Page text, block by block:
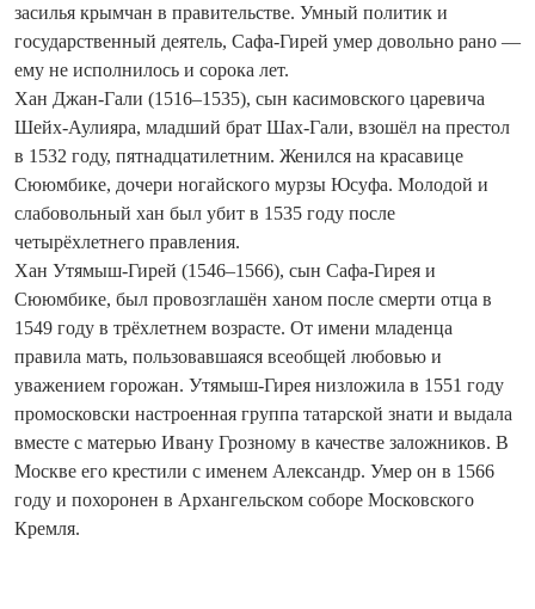
засилья крымчан в правительстве. Умный политик и
государственный деятель, Сафа-Гирей умер довольно рано —
ему не исполнилось и сорока лет.
Хан Джан-Гали (1516–1535), сын касимовского царевича
Шейх‑Аулияра, младший брат Шах-Гали, взошёл на престол
в 1532 году, пятнадцатилетним. Женился на красавице
Сююмбике, дочери ногайского мурзы Юсуфа. Молодой и
слабовольный хан был убит в 1535 году после
четырёхлетнего правления.
Хан Утямыш-Гирей (1546–1566), сын Сафа-Гирея и
Сююмбике, был провозглашён ханом после смерти отца в
1549 году в трёхлетнем возрасте. От имени младенца
правила мать, пользовавшаяся всеобщей любовью и
уважением горожан. Утямыш-Гирея низложила в 1551 году
промосковски настроенная группа татарской знати и выдала
вместе с матерью Ивану Грозному в качестве заложников. В
Москве его крестили с именем Александр. Умер он в 1566
году и похоронен в Архангельском соборе Московского
Кремля.